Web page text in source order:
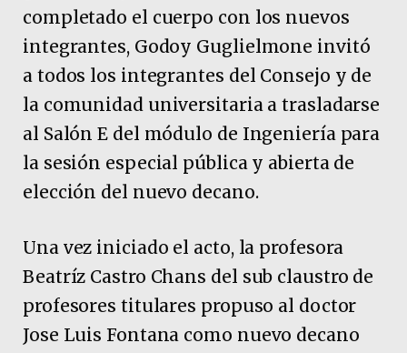
completado el cuerpo con los nuevos
integrantes, Godoy Guglielmone invitó
a todos los integrantes del Consejo y de
la comunidad universitaria a trasladarse
al Salón E del módulo de Ingeniería para
la sesión especial pública y abierta de
elección del nuevo decano.
Una vez iniciado el acto, la profesora
Beatríz Castro Chans del sub claustro de
profesores titulares propuso al doctor
Jose Luis Fontana como nuevo decano